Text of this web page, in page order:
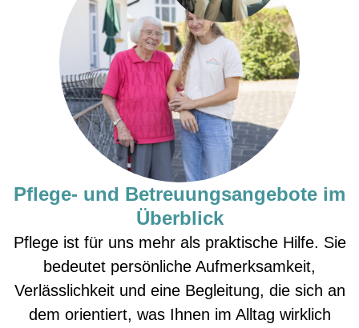
Pflege- und Betreuungs­angebote im
Überblick
Pflege ist für uns mehr als praktische Hilfe. Sie
bedeutet persönliche Aufmerksamkeit,
Verlässlichkeit und eine Begleitung, die sich an
dem orientiert, was Ihnen im Alltag wirklich